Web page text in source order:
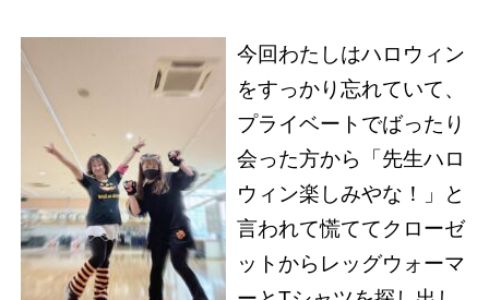
今回わたしはハロウィン
をすっかり忘れていて、
プライベートでばったり
会った方から「先生ハロ
ウィン楽しみやな！」と
言われて慌ててクローゼ
ットからレッグウォーマ